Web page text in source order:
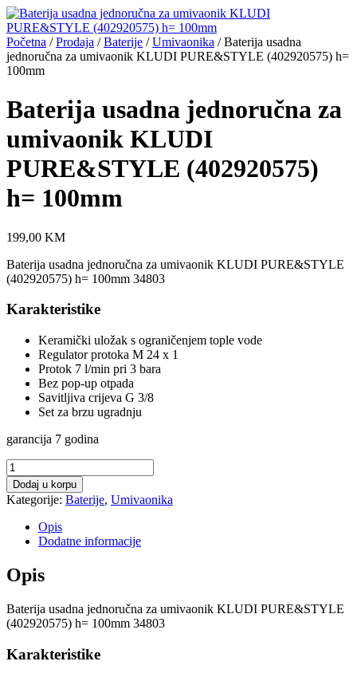
Početna /Prodaja /Baterije /Umivaonika / Baterija usadna
jednoručna za umivaonik KLUDI PURE&STYLE (402920575) h=
100mm
Baterija usadna jednoručna za
umivaonik KLUDI
PURE&STYLE (402920575)
h= 100mm
199,00 KM
Baterija usadna jednoručna za umivaonik KLUDI PURE&STYLE
(402920575) h= 100mm 34803
Karakteristike
Keramički uložak s ograničenjem tople vode
Regulator protoka M 24 x 1
Protok 7 l/min pri 3 bara
Bez pop-up otpada
Savitljiva crijeva G 3/8
Set za brzu ugradnju
garancija 7 godina
Baterija
usadna
jednoručna
za
umivaonik
KLUDI
PURE&STYLE
(402920575)
h=
količina
Dodaj u korpu
Kategorije: Baterije, Umivaonika
Opis
Dodatne informacije
Opis
Baterija usadna jednoručna za umivaonik KLUDI PURE&STYLE
(402920575) h= 100mm 34803
Karakteristike